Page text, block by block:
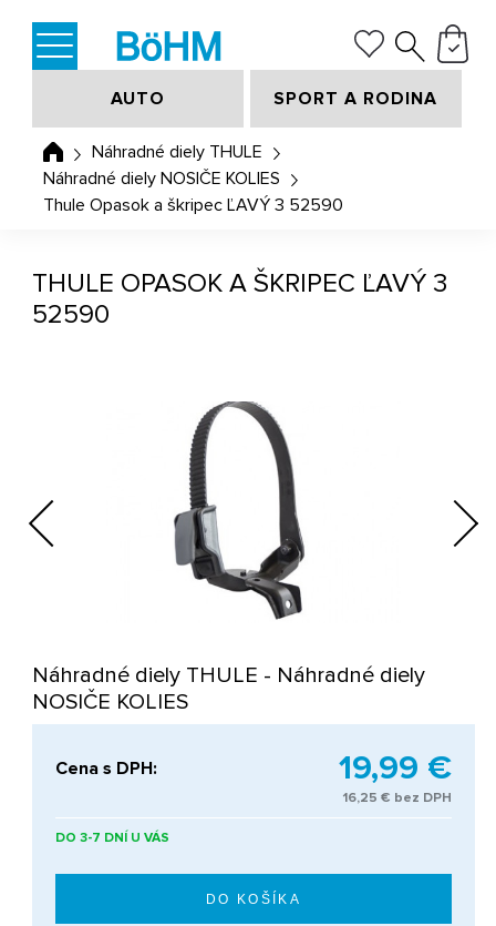
AUTO SPORT A RODINA
Náhradné diely THULE
Náhradné diely NOSIČE KOLIES
Thule Opasok a škripec ĽAVÝ 3 52590
Previous Next
THULE OPASOK A ŠKRIPEC ĽAVÝ 3
52590
Náhradné diely THULE - Náhradné diely
NOSIČE KOLIES
Cena s DPH: 19,99 €
16,25 € bez DPH
DO 3-7 DNÍ U VÁS